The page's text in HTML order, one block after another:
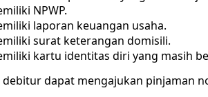
NPWP.
laporan keuangan usaha.
surat keterangan domisili.
kartu identitas diri yang masih
debitur dapat mengajukan pinjaman